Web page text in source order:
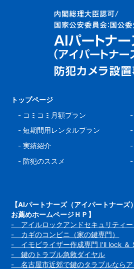
トップページ
- コミコミ月額プラン
-短期間用レンタルプラン
-実績紹介
- 防犯のススメ
-
-
-
【AIパートナーズ（アイパートナー
お薦めホームページＨＰ】
- アイルロックアンドセキュリティー
- カギのコンビニ（家の鍵専門）
- イモビライザー作成専門 I'll lock ＆
- 鍵のトラブル急救ダイヤル
- 名古屋市近郊で鍵のタラブルならア